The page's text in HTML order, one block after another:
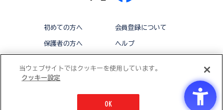
初めての方へ 会員登録について
保護者の方へ ヘルプ
© BANDAI CO.,LTD 2015 ALL RIGHTS RESERVED
当ウェブサイトではクッキーを使用しています。
クッキー設定
OK